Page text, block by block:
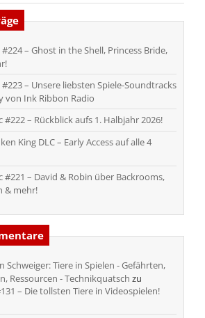
– Ghost in the Shell, Princess Bride,
– Unsere liebsten Spiele-Soundtracks
von Ink Ribbon Radio
– Rückblick aufs 1. Halbjahr 2026!
King DLC – Early Access auf alle 4
#221 – David & Robin über Backrooms,
& mehr!
Schweiger: Tiere in Spielen - Gefährten,
Ressourcen - Technikquatsch zu
– Die tollsten Tiere in Videospielen!